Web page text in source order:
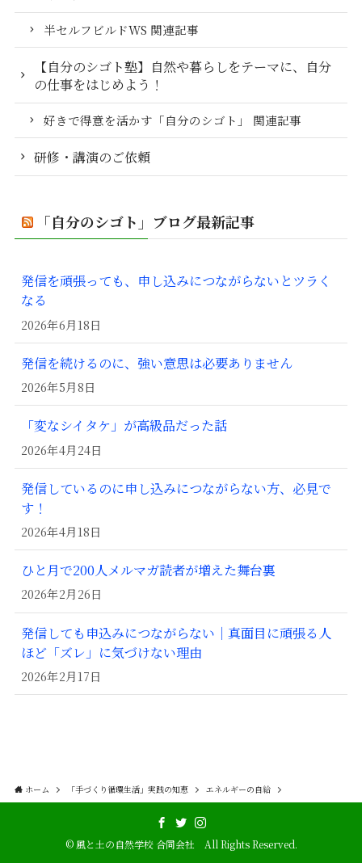
半セルフビルドWS 関連記事
【自分のシゴト塾】自然や暮らしをテーマに、自分
の仕事をはじめよう！
好きで得意を活かす「自分のシゴト」 関連記事
研修・講演のご依頼
「自分のシゴト」ブログ最新記事
発信を頑張っても、申し込みにつながらないとツラく
なる
2026年6月18日
発信を続けるのに、強い意思は必要ありません
2026年5月8日
「変なシイタケ」が高級品だった話
2026年4月24日
発信しているのに申し込みにつながらない方、必見で
す！
2026年4月18日
ひと月で200人メルマガ読者が増えた舞台裏
2026年2月26日
発信しても申込みにつながらない｜真面目に頑張る人
ほど「ズレ」に気づけない理由
2026年2月17日
ホーム 「手づくり循環生活」実践の知恵 エネルギーの自給
©風と土の自然学校 合同会社 All Rights Reserved.